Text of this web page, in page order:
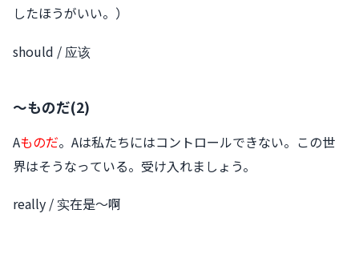
したほうがいい。）
should / 应该
〜ものだ(2)
Aものだ。Aは私たちにはコントロールできない。この世
界はそうなっている。受け入れましょう。
really / 实在是〜啊